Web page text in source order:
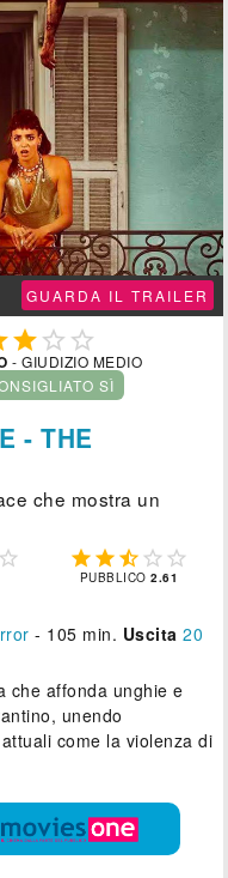
GUARDA IL TRAILER
  
- GIUDIZIO MEDIO
SÌ
- THE
che mostra un
     
PUBBLICO2.61
- 105 min. Uscita 20
che affonda unghie e
unendo
come la violenza di